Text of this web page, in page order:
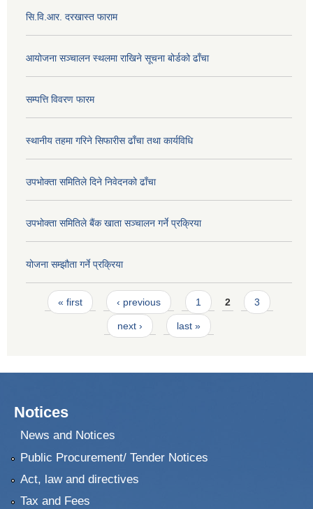
सि.वि.आर. दरखास्त फाराम
आयोजना सञ्चालन स्थलमा राखिने सूचना बोर्डको ढाँचा
सम्पत्ति विवरण फारम
स्थानीय तहमा गरिने सिफारीस ढाँचा तथा कार्यविधि
उपभोक्ता समितिले दिने निवेदनको ढाँचा
उपभोक्ता समितिले बैंक खाता सञ्चालन गर्ने प्रक्रिया
योजना सम्झौता गर्ने प्रक्रिया
Pages
« first ‹ previous 1 2 3
next › last »
Notices
News and Notices
Public Procurement/ Tender Notices
Act, law and directives
Tax and Fees